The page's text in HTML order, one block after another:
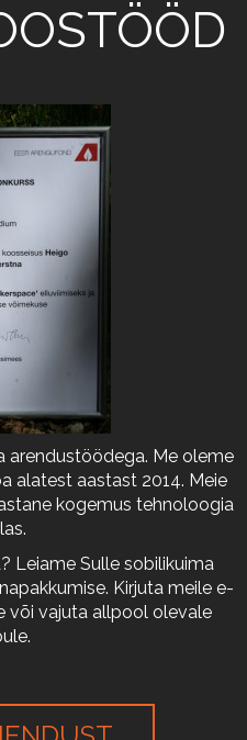
arendustöödega. Me oleme
alatest aastast 2014. Meie
kogemus tehnoloogia
Leiame Sulle sobilikuima
Kirjuta meile e-
või vajuta allpool olevale